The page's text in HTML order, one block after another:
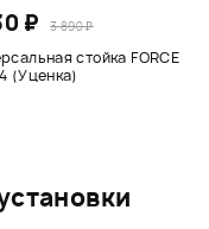
₽ 3 890 ₽
стойка FORCE
(Уценка)